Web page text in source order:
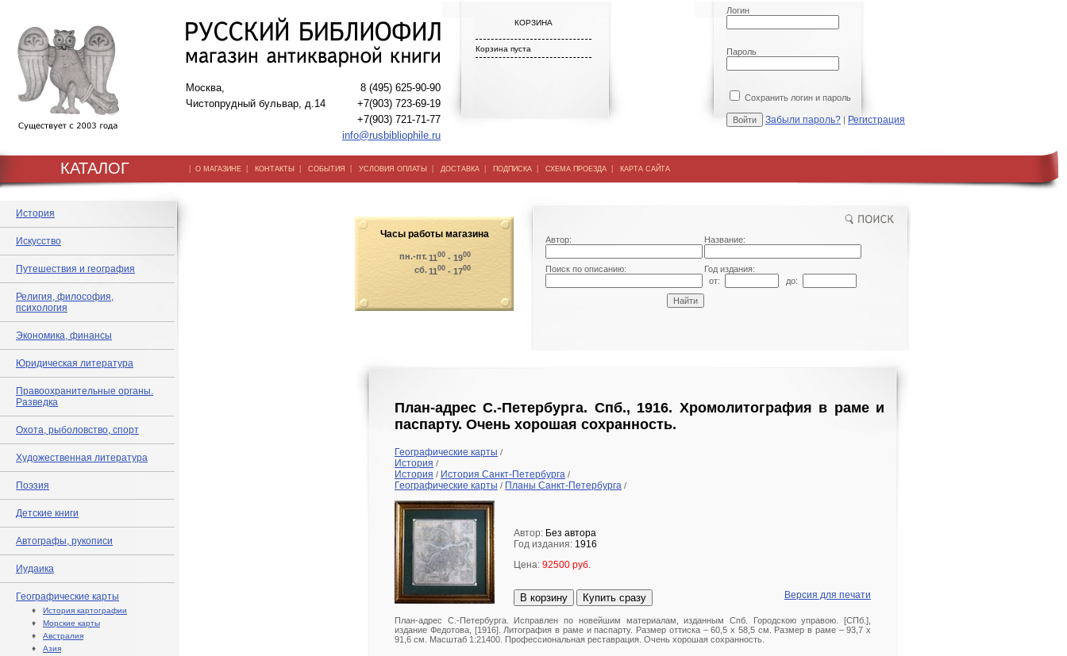
Москва,
Чистопрудный бульвар, д.14
8 (495) 625-90-90
+7(903) 723-69-19
+7(903) 721-71-77
info@rusbibliophile.ru
КОРЗИНА
Корзина пуста
Логин
Пароль
Сохранить логин и пароль
Забыли пароль? | Регистрация
КАТАЛОГ | О МАГАЗИНЕ | КОНТАКТЫ | СОБЫТИЯ | УСЛОВИЯ ОПЛАТЫ | ДОСТАВКА | ПОДПИСКА | СХЕМА ПРОЕЗДА | КАРТА САЙТА
История
Искусство
Путешествия и география
Религия, философия,
психология
Экономика, финансы
Юридическая литература
Правоохранительные органы.
Разведка
Охота, рыболовство, спорт
Художественная литература
Поэзия
Детские книги
Автографы, рукописи
Иудаика
Географические карты
♦ История картографии
♦ Морские карты
♦ Австралия
♦ Азия
Часы работы магазина
пн.-пт.1100 - 1900
сб.1100 - 1700
Автор: Название:
Поиск по описанию:
Год издания:
от:
до:
План-адрес С.-Петербурга. Спб., 1916. Хромолитография в раме и
паспарту. Очень хорошая сохранность.
Географические карты /
История /
История / История Санкт-Петербурга /
Географические карты / Планы Санкт-Петербурга /
Автор: Без автора
Год издания: 1916
Цена: 92500 руб.
В корзину Купить сразу Версия для печати
План-адрес С.-Петербурга. Исправлен по новейшим материалам, изданным Спб. Городскою управою. [СПб.],
издание Федотова, [1916]. Литография в раме и паспарту. Размер оттиска – 60,5 х 58,5 см. Размер в раме – 93,7 х
91,6 см. Масштаб 1:21400. Профессиональная реставрация. Очень хорошая сохранность.